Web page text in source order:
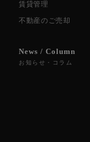
賃貸管理
不動産のご売却
News / Column
お知らせ・コラム